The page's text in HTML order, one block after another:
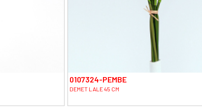
0107324-PEMBE
DEMET LALE 45 CM